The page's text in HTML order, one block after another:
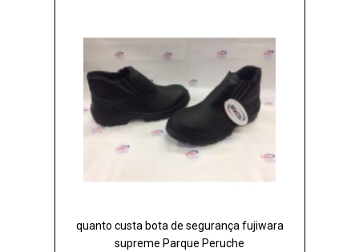
quanto custa bota de segurança fujiwara
supreme Parque Peruche